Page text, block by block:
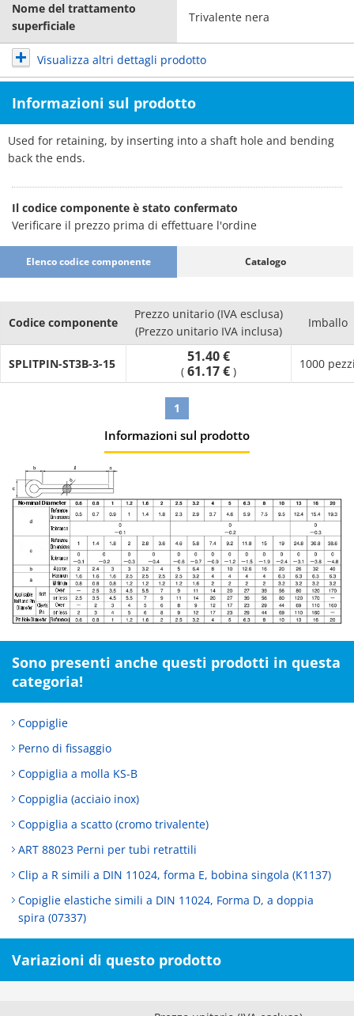
Nome del trattamento
superficiale
Trivalente nera
Visualizza altri dettagli prodotto
Informazioni sul prodotto
Used for retaining, by inserting into a shaft hole and bending
back the ends.
Il codice componente è stato confermato
Verificare il prezzo prima di effettuare l'ordine
Elenco codice componente Catalogo
Codice componente
Prezzo unitario (IVA esclusa)
(Prezzo unitario IVA inclusa)
Imballo
SPLITPIN-ST3B-3-15 51.40 €
( 61.17 € )
1000
1
Informazioni sul prodotto
Sono presenti anche questi prodotti in questa
categoria!
Coppiglie
Perno di fissaggio
Coppiglia a molla KS-B
Coppiglia (acciaio inox)
Coppiglia a scatto (cromo trivalente)
ART 88023 Perni per tubi retrattili
Clip a R simili a DIN 11024, forma E, bobina singola (K1137)
Copiglie elastiche simili a DIN 11024, Forma D, a doppia
spira (07337)
Variazioni di questo prodotto